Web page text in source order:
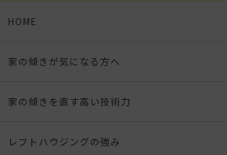
HOME
家の傾きが気になる方へ
家の傾きを直す高い技術力
レフトハウジングの強み